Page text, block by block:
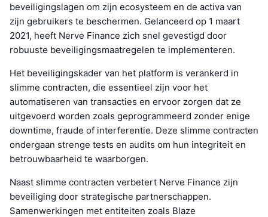
beveiligingslagen om zijn ecosysteem en de activa van
zijn gebruikers te beschermen. Gelanceerd op 1 maart
2021, heeft Nerve Finance zich snel gevestigd door
robuuste beveiligingsmaatregelen te implementeren.
Het beveiligingskader van het platform is verankerd in
slimme contracten, die essentieel zijn voor het
automatiseren van transacties en ervoor zorgen dat ze
uitgevoerd worden zoals geprogrammeerd zonder enige
downtime, fraude of interferentie. Deze slimme contracten
ondergaan strenge tests en audits om hun integriteit en
betrouwbaarheid te waarborgen.
Naast slimme contracten verbetert Nerve Finance zijn
beveiliging door strategische partnerschappen.
Samenwerkingen met entiteiten zoals Blaze